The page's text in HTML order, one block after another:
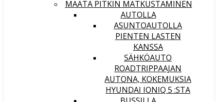
MAATA PITKIN MATKUSTAMINEN
AUTOLLA
ASUNTOAUTOLLA
PIENTEN LASTEN
KANSSA
SÄHKÖAUTO
ROADTRIPPAAJAN
AUTONA, KOKEMUKSIA
HYUNDAI IONIQ 5 :STA